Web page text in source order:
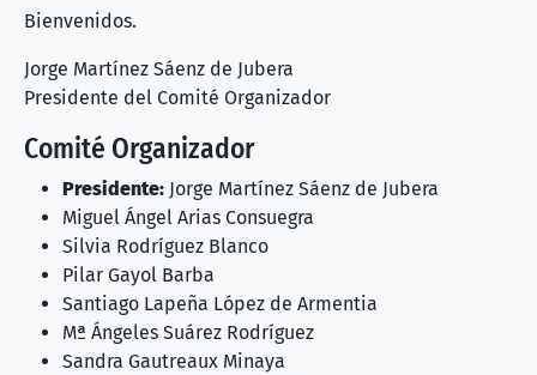
Bienvenidos.
Jorge Martínez Sáenz de Jubera
Presidente del Comité Organizador
Comité Organizador
Presidente: Jorge Martínez Sáenz de Jubera
Miguel Ángel Arias Consuegra
Silvia Rodríguez Blanco
Pilar Gayol Barba
Santiago Lapeña López de Armentia
Mª Ángeles Suárez Rodríguez
Sandra Gautreaux Minaya